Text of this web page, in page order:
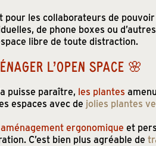
pour les collaborateurs de pouvoir
de phone boxes ou
libre de toute distraction.
L’OPEN SPACE 🌸
puisse paraître, les plantes
espaces avec de jolies plantes
ergonomique et
C’est bien plus agréable de